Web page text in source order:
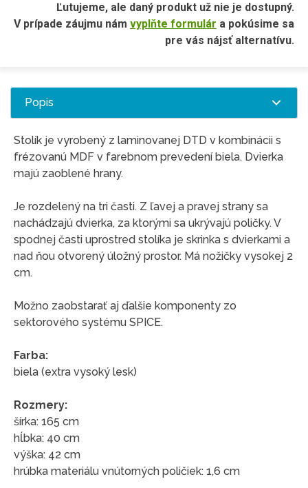
Ľutujeme, ale daný produkt už nie je dostupný.
V prípade záujmu nám vyplňte formulár a pokúsime sa
pre vás nájsť alternatívu.
Popis
Stolík je vyrobený z laminovanej DTD v kombinácii s
frézovanú MDF v farebnom prevedení biela. Dvierka
majú zaoblené hrany.
Je rozdelený na tri časti. Z ľavej a pravej strany sa
nachádzajú dvierka, za ktorými sa ukrývajú poličky. V
spodnej časti uprostred stolíka je skrinka s dvierkami a
nad ňou otvorený úložný prostor. Má nožičky vysokej 2
cm.
Možno zaobstarať aj ďalšie komponenty zo
sektorového systému SPICE.
Farba:
biela (extra vysoký lesk)
Rozmery:
šírka: 165 cm
hĺbka: 40 cm
výška: 42 cm
hrúbka materiálu vnútorných poličiek: 1,6 cm